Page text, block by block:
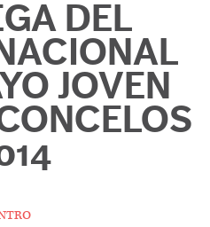
DEL
JOVEN